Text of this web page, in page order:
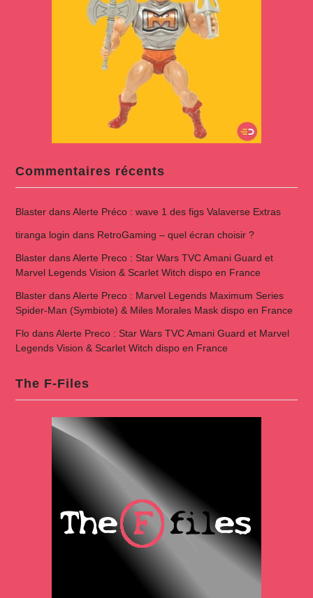
Commentaires récents
BlasterdansAlerte Préco : wave 1 des figs Valaverse Extras
tiranga login dans RetroGaming – quel écran choisir ?
BlasterdansAlerte Preco : Star Wars TVC Amani Guard et
Marvel Legends Vision & Scarlet Witch dispo en France
BlasterdansAlerte Preco : Marvel Legends Maximum Series
Spider-Man (Symbiote) & Miles Morales Mask dispo en France
FlodansAlerte Preco : Star Wars TVC Amani Guard et Marvel
Legends Vision & Scarlet Witch dispo en France
The F-Files